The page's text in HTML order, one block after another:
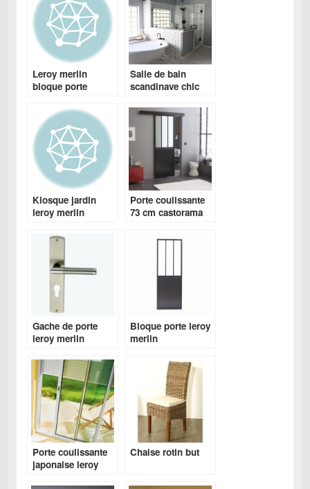
Leroy merlin
bloque porte
Salle de bain
scandinave chic
Kiosque jardin
leroy merlin
Porte coulissante
73 cm castorama
Gache de porte
leroy merlin
Bloque porte leroy
merlin
Porte coulissante
japonaise leroy
Chaise rotin but